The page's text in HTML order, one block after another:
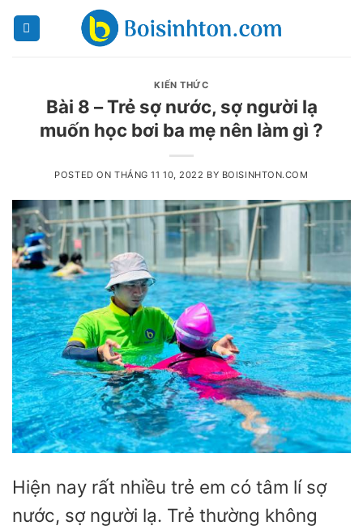
KIẾN THỨC
Bài 8 – Trẻ sợ nước, sợ người lạ
muốn học bơi ba mẹ nên làm gì ?
POSTED ON THÁNG 11 10, 2022 BY BOISINHTON.COM
Hiện nay rất nhiều trẻ em có tâm lí sợ
nước, sợ người lạ. Trẻ thường không